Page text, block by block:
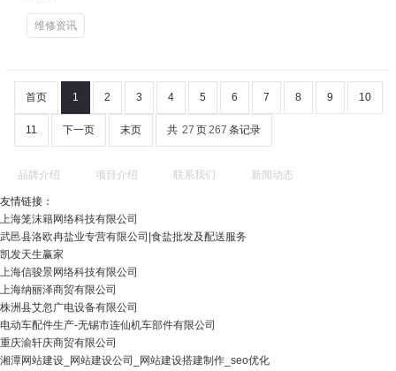
维修资讯
首页 1 2 3 4 5 6 7 8 9 10
11 下一页 末页 共 27 页267 条记录
品牌介绍 项目介绍 联系我们 新闻动态
友情链接：
上海笼沫籍网络科技有限公司
武邑县洛欧冉盐业专营有限公司|食盐批发及配送服务
凯发天生赢家
上海信骏景网络科技有限公司
上海纳丽泽商贸有限公司
株洲县艾忽广电设备有限公司
电动车配件生产-无锡市连仙机车部件有限公司
重庆渝轩庆商贸有限公司
湘潭网站建设_网站建设公司_网站建设搭建制作_seo优化